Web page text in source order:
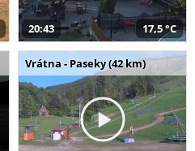
20:43 17,5 °C
Vrátna - Paseky (42 km)